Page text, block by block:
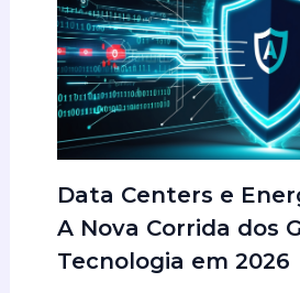
Data Centers e
A Nova Corrida dos
Tecnologia em 2026